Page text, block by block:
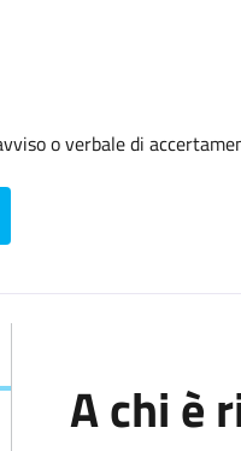
o verbale di
A chi è